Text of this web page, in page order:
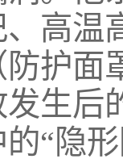
高温
护面
生后
“隐